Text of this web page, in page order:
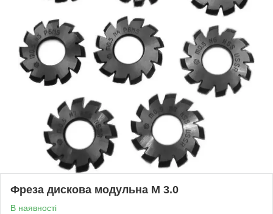
Фреза дискова модульна М 3.0
В наявності